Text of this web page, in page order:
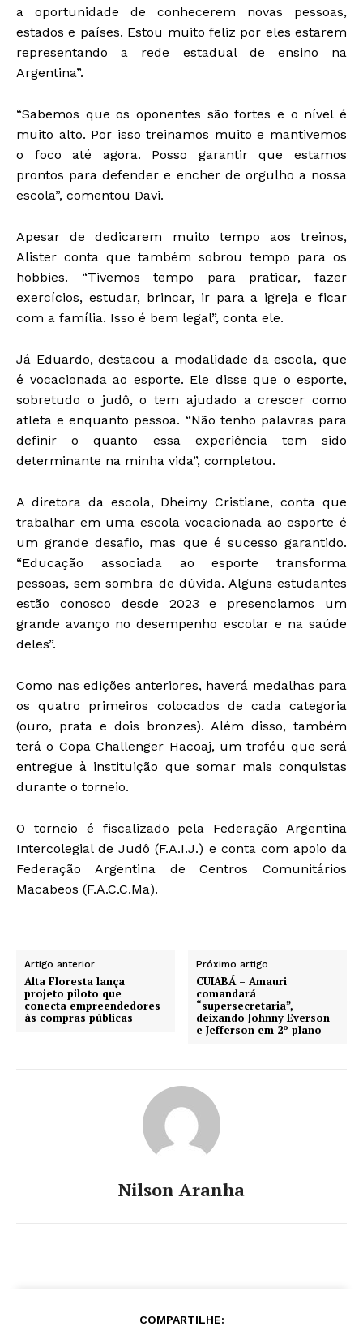
a oportunidade de conhecerem novas pessoas,
estados e países. Estou muito feliz por eles estarem
representando a rede estadual de ensino na
Argentina”.
“Sabemos que os oponentes são fortes e o nível é
muito alto. Por isso treinamos muito e mantivemos
o foco até agora. Posso garantir que estamos
prontos para defender e encher de orgulho a nossa
escola”, comentou Davi.
Apesar de dedicarem muito tempo aos treinos,
Alister conta que também sobrou tempo para os
hobbies. “Tivemos tempo para praticar, fazer
exercícios, estudar, brincar, ir para a igreja e ficar
com a família. Isso é bem legal”, conta ele.
Já Eduardo, destacou a modalidade da escola, que
é vocacionada ao esporte. Ele disse que o esporte,
sobretudo o judô, o tem ajudado a crescer como
atleta e enquanto pessoa. “Não tenho palavras para
definir o quanto essa experiência tem sido
determinante na minha vida”, completou.
A diretora da escola, Dheimy Cristiane, conta que
trabalhar em uma escola vocacionada ao esporte é
um grande desafio, mas que é sucesso garantido.
“Educação associada ao esporte transforma
pessoas, sem sombra de dúvida. Alguns estudantes
estão conosco desde 2023 e presenciamos um
grande avanço no desempenho escolar e na saúde
deles”.
Como nas edições anteriores, haverá medalhas para
os quatro primeiros colocados de cada categoria
(ouro, prata e dois bronzes). Além disso, também
terá o Copa Challenger Hacoaj, um troféu que será
entregue à instituição que somar mais conquistas
durante o torneio.
O torneio é fiscalizado pela Federação Argentina
Intercolegial de Judô (F.A.I.J.) e conta com apoio da
Federação Argentina de Centros Comunitários
Macabeos (F.A.C.C.Ma).
Artigo anterior
Alta Floresta lança
projeto piloto que
conecta empreendedores
às compras públicas
Próximo artigo
CUIABÁ – Amauri
comandará
“supersecretaria”,
deixando Johnny Everson
e Jefferson em 2º plano
Nilson Aranha
COMPARTILHE: